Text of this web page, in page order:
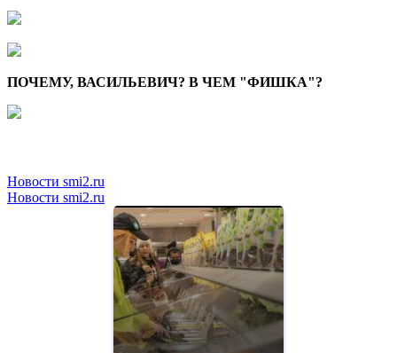
ПОЧЕМУ, ВАСИЛЬЕВИЧ? В ЧЕМ "ФИШКА"?
Новости smi2.ru
Новости smi2.ru